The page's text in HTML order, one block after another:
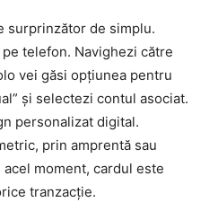
surprinzător de simplu.
telefon. Navighezi către
vei găsi opțiunea pentru
și selectezi contul asociat.
personalizat digital.
prin amprentă sau
moment, cardul este
tranzacție.